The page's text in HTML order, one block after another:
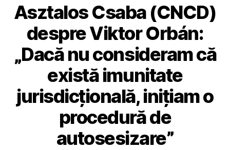
Asztalos Csaba (CNCD)
despre Viktor Orbán:
„Dacă nu consideram că
există imunitate
jurisdicțională, inițiam o
procedură de
autosesizare”